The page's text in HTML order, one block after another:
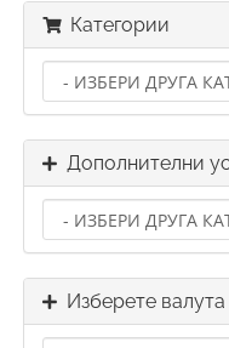
Категории
Дополнителни
Изберете валута